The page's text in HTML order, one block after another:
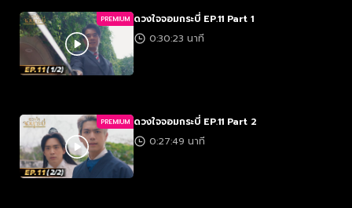
PREMIUM ดวงใจจอมกระบี่ EP.11 Part 1
0:30:23 นาที
PREMIUM ดวงใจจอมกระบี่ EP.11 Part 2
0:27:49 นาที